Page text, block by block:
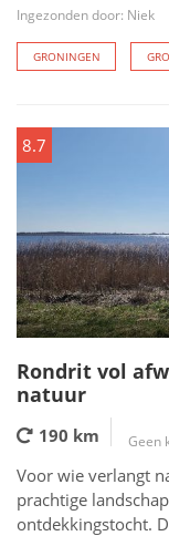
Ingezonden door: Niek
GRONINGEN
8.7
Rondrit vol
natuur
190 km Geen
Voor wie verlangt
prachtige
ontdekkingstocht.